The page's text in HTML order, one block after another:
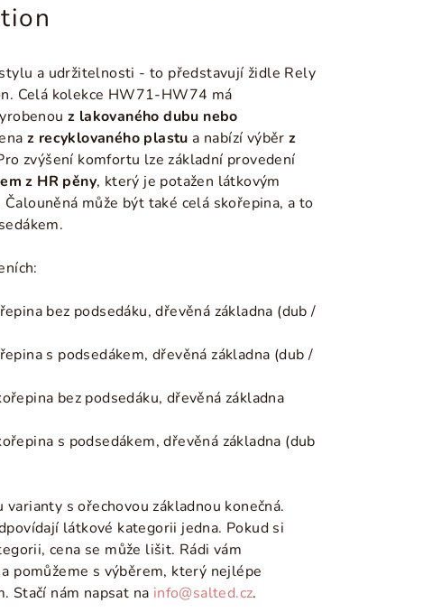
a udržitelnosti - to představují židle Rely
Celá kolekce HW71-HW74 má
z lakovaného dubu nebo
z recyklovaného plastu a nabízí výběrz
zvýšení komfortu lze základní provedení
z HR pěny, který je potažen látkovým
Čalouněná může být také celá skořepina, a to
bez podsedáku, dřevěná základna (dub /
s podsedákem, dřevěná základna (dub /
bez podsedáku, dřevěná základna
s podsedákem, dřevěná základna (dub
s ořechovou základnou konečná.
látkové kategorii jedna. Pokud si
cena se může lišit. Rádi vám
pomůžeme s výběrem, který nejlépe
Stačí nám napsat na info@salted.cz.